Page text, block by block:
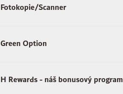
Fotokopie/Scanner
Green Option
H Rewards - náš bonusový program